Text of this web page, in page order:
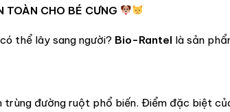
TOÀN CHO BÉ CƯNG
thể lây sang người? Bio-Rantel là sản
đường ruột phổ biến. Điểm đặc biệt